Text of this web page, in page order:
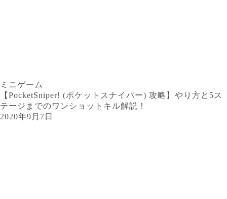
ミニゲーム
【PocketSniper! (ポケットスナイパー) 攻略】やり方と5ス
テージまでのワンショットキル解説！
2020年9月7日